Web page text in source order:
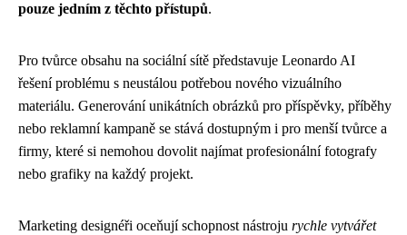
pouze jedním z těchto přístupů.
Pro tvůrce obsahu na sociální sítě představuje Leonardo AI
řešení problému s neustálou potřebou nového vizuálního
materiálu. Generování unikátních obrázků pro příspěvky, příběhy
nebo reklamní kampaně se stává dostupným i pro menší tvůrce a
firmy, které si nemohou dovolit najímat profesionální fotografy
nebo grafiky na každý projekt.
Marketing designéři oceňují schopnost nástroju rychle vytvářet